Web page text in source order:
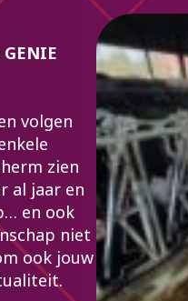
volgen
zien
al jaar en
en ook
niet
ook jouw